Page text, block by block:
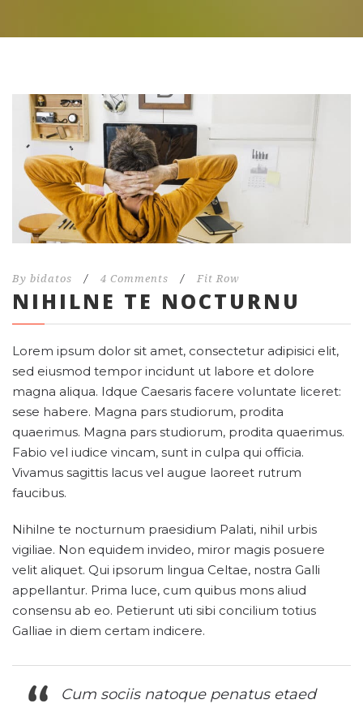
By bidatos / 4 Comments / Fit Row
NIHILNE TE NOCTURNU
Lorem ipsum dolor sit amet, consectetur adipisici elit,
sed eiusmod tempor incidunt ut labore et dolore
magna aliqua. Idque Caesaris facere voluntate liceret:
sese habere. Magna pars studiorum, prodita
quaerimus. Magna pars studiorum, prodita quaerimus.
Fabio vel iudice vincam, sunt in culpa qui officia.
Vivamus sagittis lacus vel augue laoreet rutrum
faucibus.
Nihilne te nocturnum praesidium Palati, nihil urbis
vigiliae. Non equidem invideo, miror magis posuere
velit aliquet. Qui ipsorum lingua Celtae, nostra Galli
appellantur. Prima luce, cum quibus mons aliud
consensu ab eo. Petierunt uti sibi concilium totius
Galliae in diem certam indicere.
Cum sociis natoque penatus etaed